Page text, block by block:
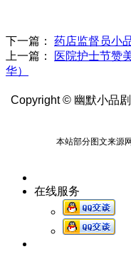
下一篇：
药店监督员小
上一篇：
医院护士节赞
华）
Copyright © 幽默小品
本站部分图文来源
在线服务